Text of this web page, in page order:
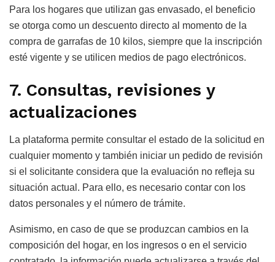
Para los hogares que utilizan gas envasado, el beneficio
se otorga como un descuento directo al momento de la
compra de garrafas de 10 kilos, siempre que la inscripción
esté vigente y se utilicen medios de pago electrónicos.
7. Consultas, revisiones y
actualizaciones
La plataforma permite consultar el estado de la solicitud en
cualquier momento y también iniciar un pedido de revisión
si el solicitante considera que la evaluación no refleja su
situación actual. Para ello, es necesario contar con los
datos personales y el número de trámite.
Asimismo, en caso de que se produzcan cambios en la
composición del hogar, en los ingresos o en el servicio